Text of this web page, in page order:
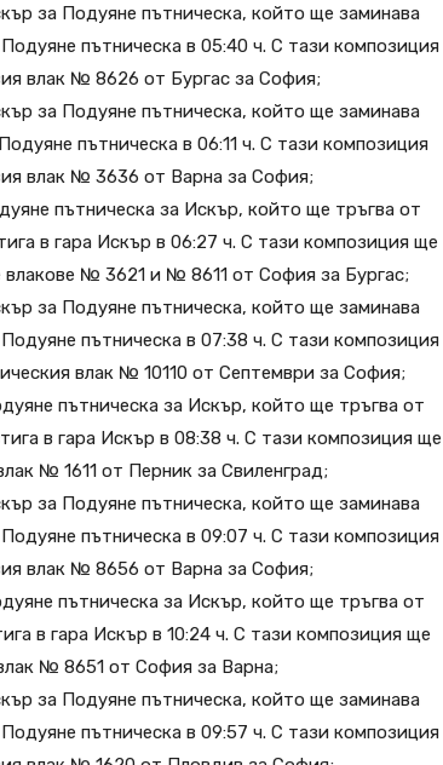
за Подуяне пътническа, който ще заминава
пътническа в 05:40 ч. С тази композиция
влак № 8626 от Бургас за София;
за Подуяне пътническа, който ще заминава
пътническа в 06:11 ч. С тази композиция
влак № 3636 от Варна за София;
пътническа за Искър, който ще тръгва от
в гара Искър в 06:27 ч. С тази композиция ще
влакове № 3621 и № 8611 от София за Бургас;
за Подуяне пътническа, който ще заминава
пътническа в 07:38 ч. С тази композиция
влак № 10110 от Септември за София;
пътническа за Искър, който ще тръгва от
в гара Искър в 08:38 ч. С тази композиция ще
№ 1611 от Перник за Свиленград;
за Подуяне пътническа, който ще заминава
пътническа в 09:07 ч. С тази композиция
влак № 8656 от Варна за София;
пътническа за Искър, който ще тръгва от
в гара Искър в 10:24 ч. С тази композиция ще
№ 8651 от София за Варна;
за Подуяне пътническа, който ще заминава
пътническа в 09:57 ч. С тази композиция